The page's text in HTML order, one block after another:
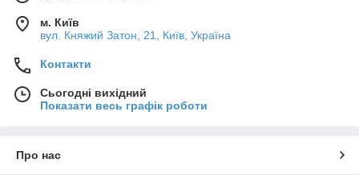
м. Київ
вул. Княжий Затон, 21, Київ, Україна
Контакти
Сьогодні вихідний
Показати весь графік роботи
Про нас